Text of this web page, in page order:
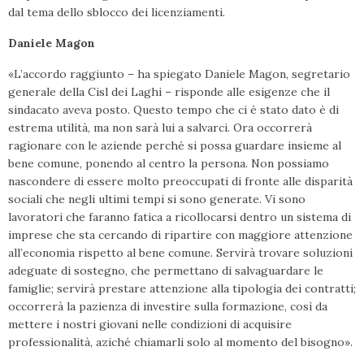
dal tema dello sblocco dei licenziamenti.
Daniele Magon
«L’accordo raggiunto – ha spiegato Daniele Magon, segretario
generale della Cisl dei Laghi – risponde alle esigenze che il
sindacato aveva posto. Questo tempo che ci è stato dato è di
estrema utilità, ma non sarà lui a salvarci. Ora occorrerà
ragionare con le aziende perché si possa guardare insieme al
bene comune, ponendo al centro la persona. Non possiamo
nascondere di essere molto preoccupati di fronte alle disparità
sociali che negli ultimi tempi si sono generate. Vi sono
lavoratori che faranno fatica a ricollocarsi dentro un sistema di
imprese che sta cercando di ripartire con maggiore attenzione
all’economia rispetto al bene comune. Servirà trovare soluzioni
adeguate di sostegno, che permettano di salvaguardare le
famiglie; servirà prestare attenzione alla tipologia dei contratti;
occorrerà la pazienza di investire sulla formazione, così da
mettere i nostri giovani nelle condizioni di acquisire
professionalità, aziché chiamarli solo al momento del bisogno».